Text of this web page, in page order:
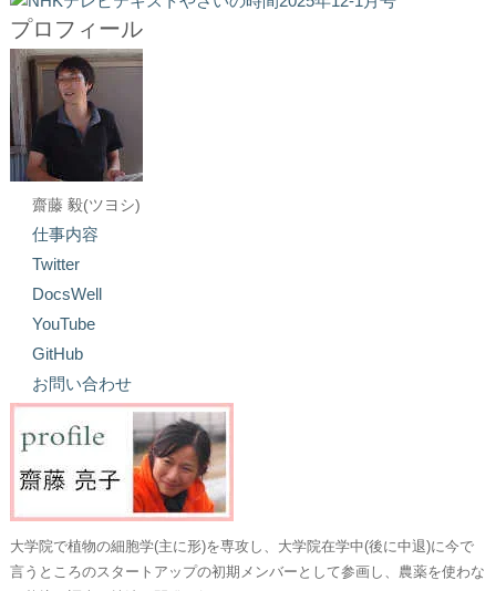
プロフィール
齋藤 毅(ツヨシ)
仕事内容
Twitter
DocsWell
YouTube
GitHub
お問い合わせ
大学院で植物の細胞学(主に形)を専攻し、大学院在学中(後に中退)に今で
言うところのスタートアップの初期メンバーとして参画し、農薬を使わな